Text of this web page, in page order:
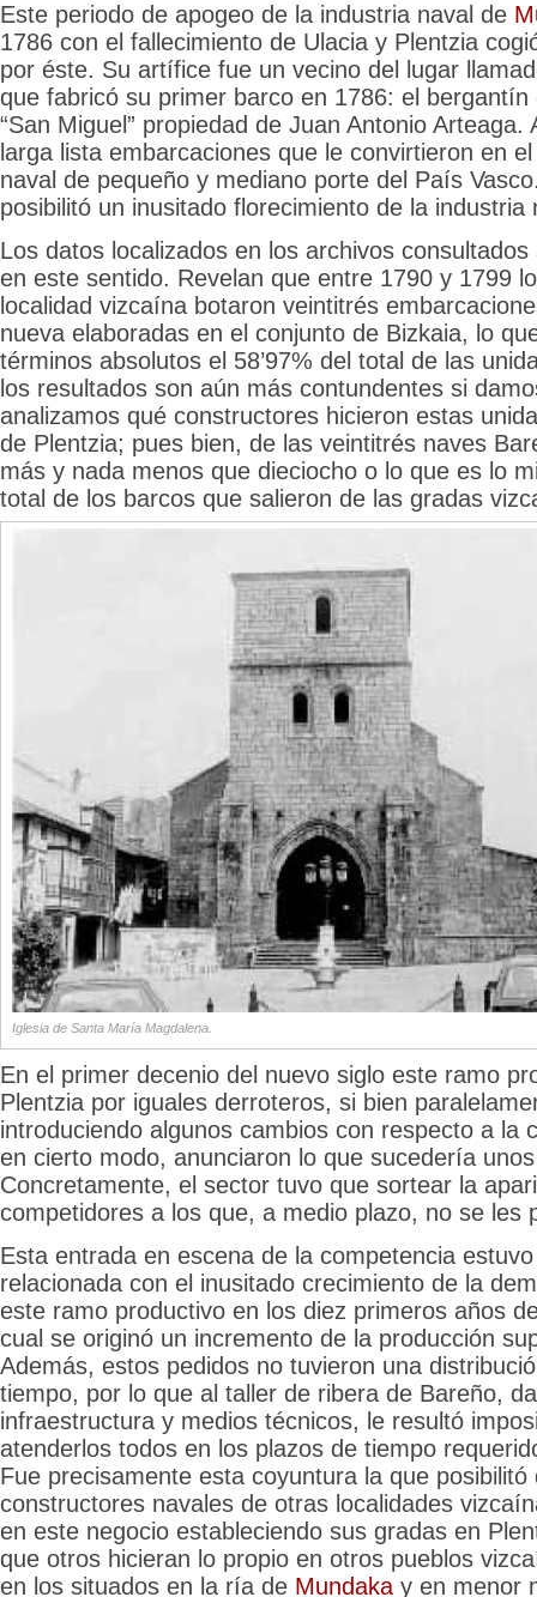
Este periodo de apogeo de la industria naval de
1786 con el fallecimiento de Ulacia y Plentzia
por éste. Su artífice fue un vecino del lugar
que fabricó su primer barco en 1786: el bergantín
“San Miguel” propiedad de Juan Antonio Arteaga.
larga lista embarcaciones que le convirtieron en
naval de pequeño y mediano porte del País
posibilitó un inusitado florecimiento de la industria
Los datos localizados en los archivos
en este sentido. Revelan que entre 1790 y 1799
localidad vizcaína botaron veintitrés
nueva elaboradas en el conjunto de Bizkaia, lo
términos absolutos el 58’97% del total de las
los resultados son aún más contundentes si
analizamos qué constructores hicieron estas
de Plentzia; pues bien, de las veintitrés naves
más y nada menos que dieciocho o lo que es lo
total de los barcos que salieron de las gradas
Iglesia de Santa María Magdalena.
En el primer decenio del nuevo siglo este ramo
Plentzia por iguales derroteros, si bien
introduciendo algunos cambios con respecto a la
en cierto modo, anunciaron lo que sucedería
Concretamente, el sector tuvo que sortear la
competidores a los que, a medio plazo, no se les
Esta entrada en escena de la competencia
relacionada con el inusitado crecimiento de la
este ramo productivo en los diez primeros años
cual se originó un incremento de la producción
Además, estos pedidos no tuvieron una
tiempo, por lo que al taller de ribera de Bareño,
infraestructura y medios técnicos, le resultó
atenderlos todos en los plazos de tiempo
Fue precisamente esta coyuntura la que posibilitó
constructores navales de otras localidades
en este negocio estableciendo sus gradas en
que otros hicieran lo propio en otros pueblos
en los situados en la ría de Mundaka y en menor